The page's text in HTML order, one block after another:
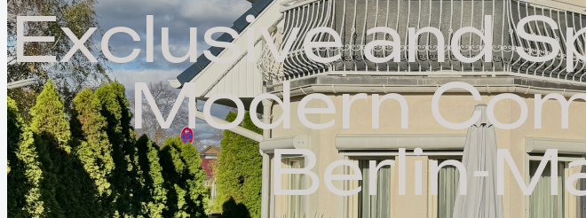
ABOUT US
EN
SUCHPROFIL
ANLEGEN
Exclusive and S
Modern Co
Berlin-M